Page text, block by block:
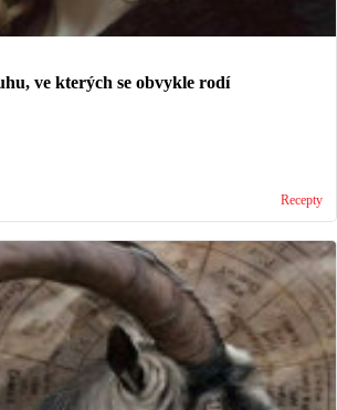
ve kterých se obvykle rodí
Recepty